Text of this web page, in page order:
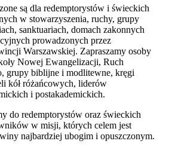
są dla redemptorystów i świeckich
w stowarzyszenia, ruchy, grupy
sanktuariach, domach zakonnych
prowadzonych przez
Warszawskiej. Zapraszamy osoby
Nowej Ewangelizacji, Ruch
grupy biblijne i modlitewne, kręgi
kół różańcowych, liderów
i postakademickich.
do redemptorystów oraz świeckich
w misji, których celem jest
najbardziej ubogim i opuszczonym.